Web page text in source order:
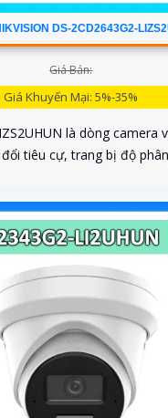
DS-2CD2643G2-
Giá Bán:
Giá Khuyến Mại: 5%-35%
là dòng camera
tiêu cự, trang bị độ